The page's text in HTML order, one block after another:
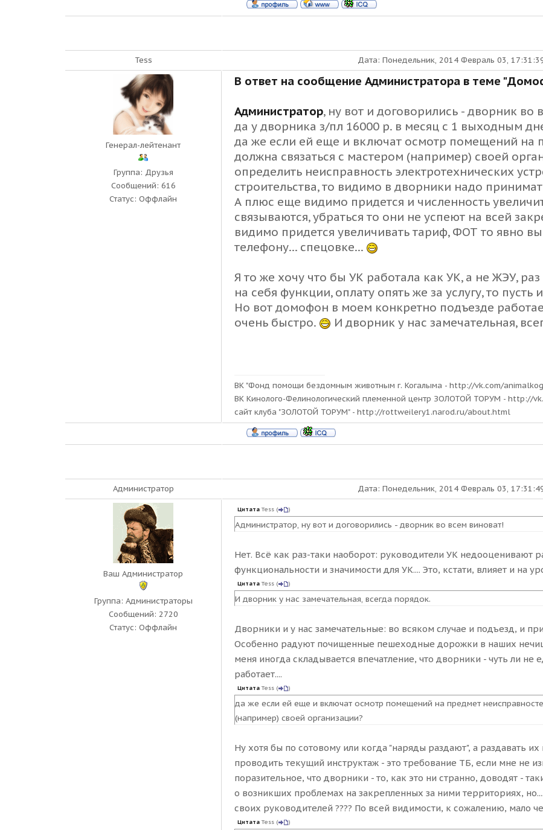
Tess Дата: Понедельник, 2014 Февраль 03,
Генерал-лейтенант
Группа: Друзья
Сообщений: 616
Статус: Оффлайн
В ответ на сообщение Администратора в теме
Администратор, ну вот и договорились - дворник во
да у дворника з/пл 16000 р. в месяц с 1 выходным
да же если ей еще и включат осмотр помещений на
должна связаться с мастером (например) своей
определить неисправность электротехнических
строительства, то видимо в дворники надо
А плюс еще видимо придется и численность
связываются, убраться то они не успеют на всей
видимо придется увеличивать тариф, ФОТ то явно
телефону... спецовке...
Я то же хочу что бы УК работала как УК, а не ЖЭУ,
на себя функции, оплату опять же за услугу, то пусть
Но вот домофон в моем конкретно подъезде
очень быстро.
И дворник у нас замечательная,
ВK "Фонд помощи бездомным животным г. Когалыма - http://vk.com/
ВK Кинолого-Фелинологический племенной центр ЗОЛОТОЙ ТОРУМ - http://
сайт клуба "ЗОЛОТОЙ ТОРУМ" - http://rottweilery1.narod.ru/about.html
Администратор Дата: Понедельник, 2014 Февраль 03,
Ваш Администратор
Группа: Администраторы
Сообщений: 2720
Статус: Оффлайн
Цитата Tess ( )
Администратор, ну вот и договорились - дворник во всем виноват!
Нет. Всё как раз-таки наоборот: руководители УК недооценивают
функциональности и значимости для УК.... Это, кстати, влияет и на
Цитата Tess ( )
И дворник у нас замечательная, всегда порядок.
Дворники и у нас замечательные: во всяком случае и подъезд, и
Особенно радуют почищенные пешеходные дорожки в наших
меня иногда складывается впечатление, что дворники - чуть ли не
работает....
Цитата Tess ( )
да же если ей еще и включат осмотр помещений на предмет
(например) своей организации?
Ну хотя бы по сотовому или когда "наряды раздают", а раздавать
проводить текущий инструктаж - это требование ТБ, если мне не
поразительное, что дворники - то, как это ни странно, доводят -
о возникших проблемах на закрепленных за ними территориях,
своих руководителей ???? По всей видимости, к сожалению, мало
Цитата Tess ( )